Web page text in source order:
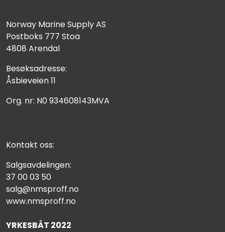
Norway Marine Supply AS
Postboks 777 Stoa
4808 Arendal
Besøksadresse:
Åsbieveien 11
Org. nr: N0 934608143MVA
Kontakt oss:
Salgsavdelingen:
37 00 03 50
salg@nmsproff.no
www.nmsproff.no
YRKESBÅT 2022